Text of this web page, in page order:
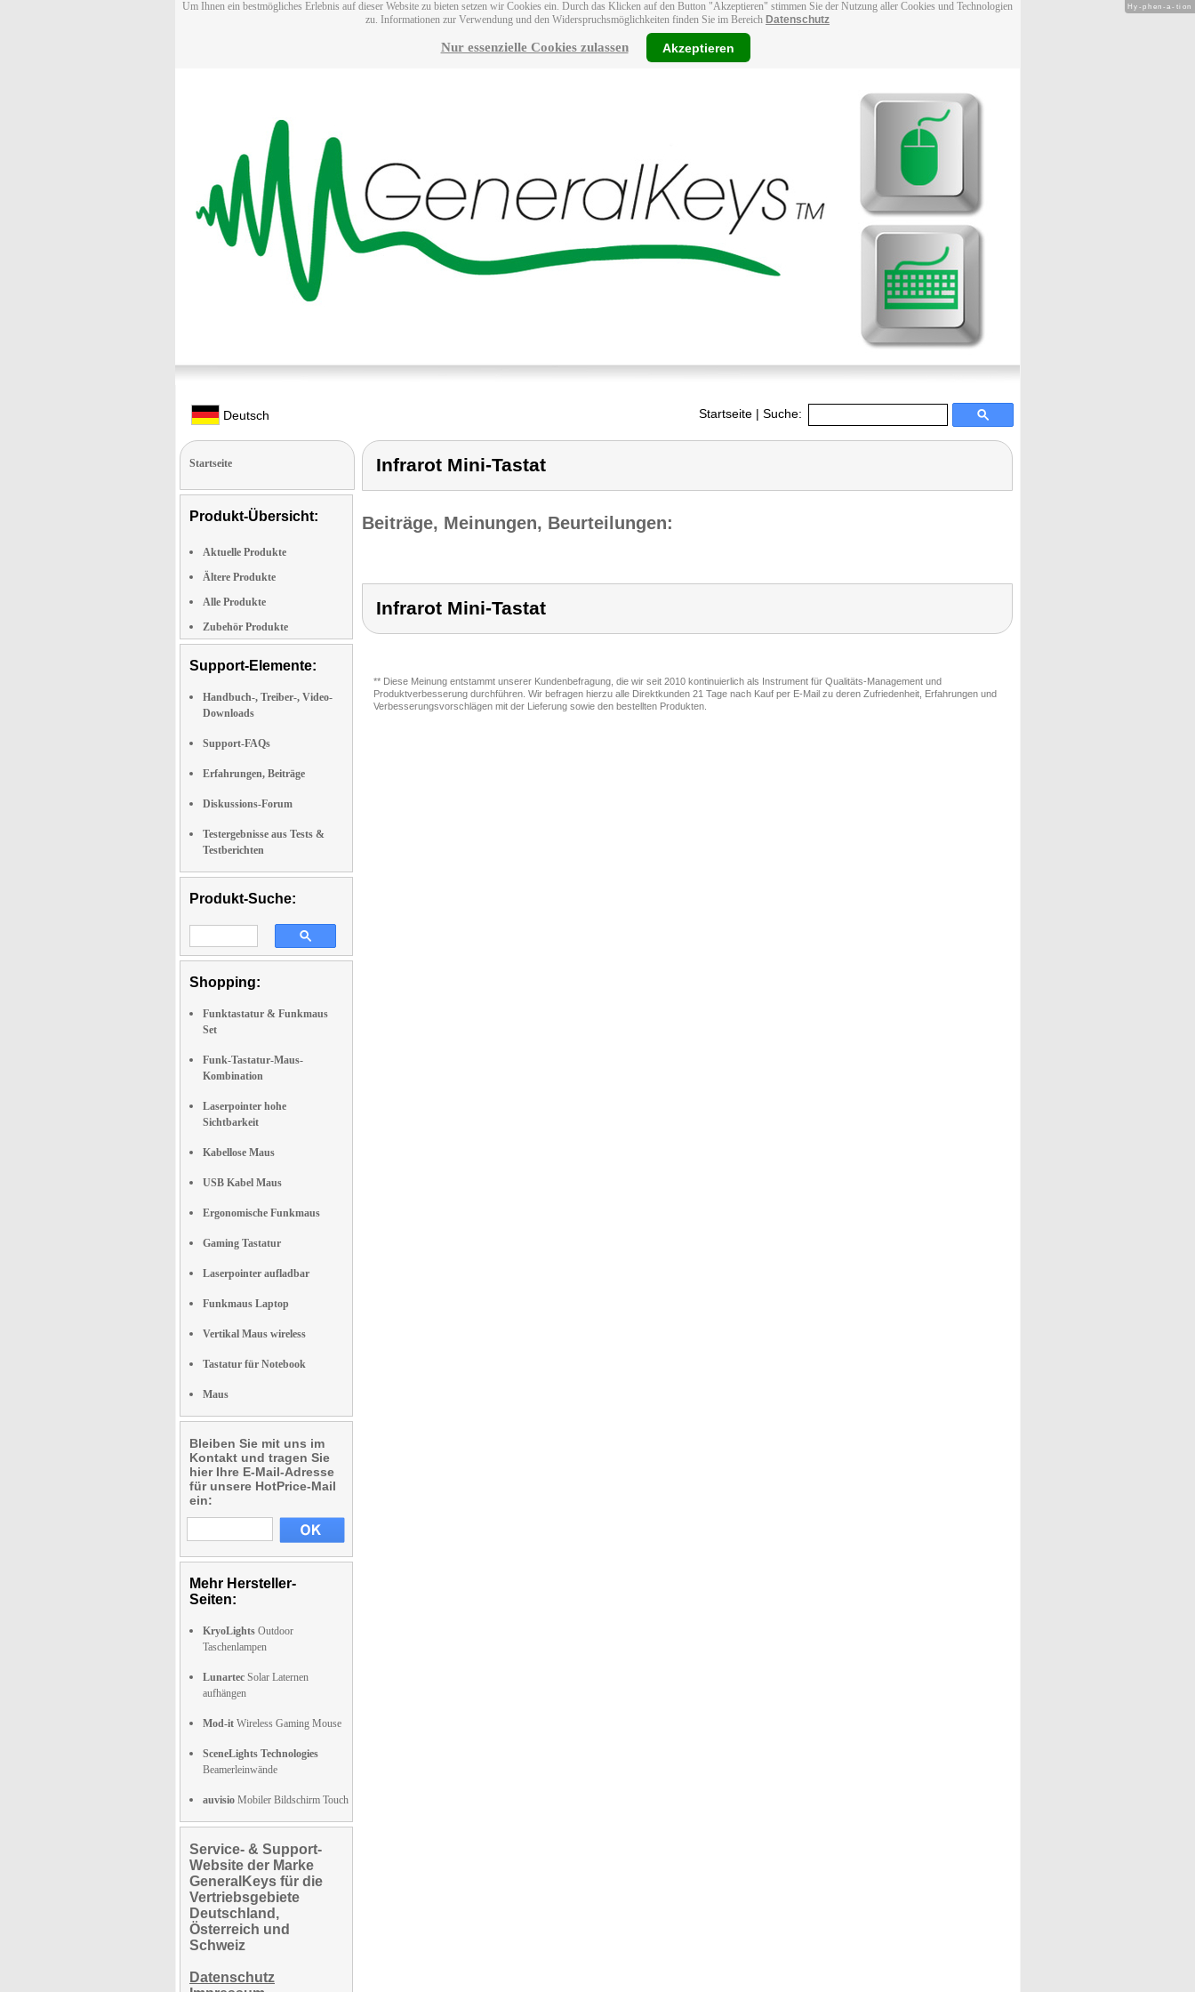
Um Ihnen ein bestmögliches Erlebnis auf dieser Website zu bieten setzen wir Cookies ein. Durch das Klicken auf den Button "Akzeptieren" stimmen Sie der Nutzung aller Cookies und Technologien
zu. Informationen zur Verwendung und den Widerspruchsmöglichkeiten finden Sie im Bereich Datenschutz
Nur essenzielle Cookies zulassen Akzeptieren
Deutsch Startseite | Suche:
Startseite
Produkt-Übersicht:
Aktuelle Produkte
Ältere Produkte
Alle Produkte
Zubehör Produkte
Support-Elemente:
Handbuch-, Treiber-, Video-
Downloads
Support-FAQs
Erfahrungen, Beiträge
Diskussions-Forum
Testergebnisse aus Tests &
Testberichten
Produkt-Suche:
Shopping:
Funktastatur & Funkmaus
Set
Funk-Tastatur-Maus-
Kombination
Laserpointer hohe
Sichtbarkeit
Kabellose Maus
USB Kabel Maus
Ergonomische Funkmaus
Gaming Tastatur
Laserpointer aufladbar
Funkmaus Laptop
Vertikal Maus wireless
Tastatur für Notebook
Maus
Bleiben Sie mit uns im
Kontakt und tragen Sie
hier Ihre E-Mail-Adresse
für unsere HotPrice-Mail
ein:
Mehr Hersteller-
Seiten:
KryoLights Outdoor
Taschenlampen
Lunartec Solar Laternen
aufhängen
Mod-it Wireless Gaming Mouse
SceneLights Technologies
Beamerleinwände
auvisio Mobiler Bildschirm Touch
Service- & Support-
Website der Marke
GeneralKeys für die
Vertriebsgebiete
Deutschland,
Österreich und
Schweiz
Datenschutz
Infrarot Mini-Tastat
Beiträge, Meinungen, Beurteilungen:
Infrarot Mini-Tastat
** Diese Meinung entstammt unserer Kundenbefragung, die wir seit 2010 kontinuierlich als Instrument für Qualitäts-Management und
Produktverbesserung durchführen. Wir befragen hierzu alle Direktkunden 21 Tage nach Kauf per E-Mail zu deren Zufriedenheit, Erfahrungen und
Verbesserungsvorschlägen mit der Lieferung sowie den bestellten Produkten.
Hy-phen-a-tion